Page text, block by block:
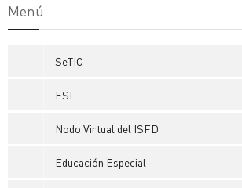
Menú
SeTIC
ESI
Nodo Virtual del ISFD
Educación Especial